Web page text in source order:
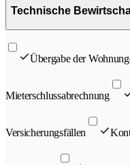
Technische
Übergabe der
Mieterschlussabrechnung
Versicherungsfällen